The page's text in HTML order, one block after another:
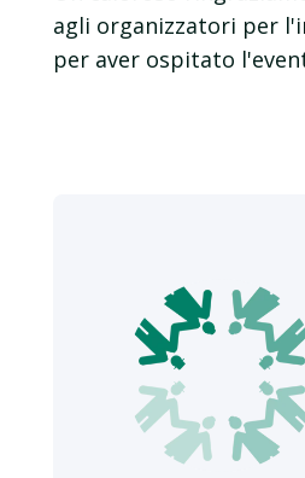
agli organizzatori per
per aver ospitato